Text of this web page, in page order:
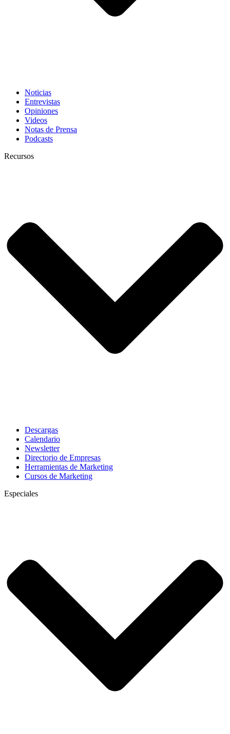
Noticias
Entrevistas
Opiniones
Videos
Notas de Prensa
Podcasts
Recursos
Descargas
Calendario
Newsletter
Directorio de Empresas
Herramientas de Marketing
Cursos de Marketing
Especiales